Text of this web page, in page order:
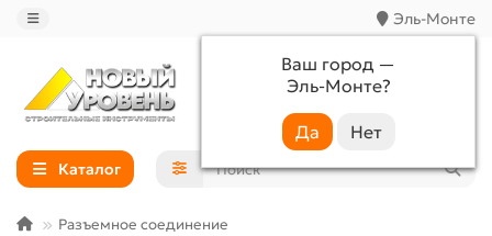
Эль-Монте
Ваш город —
Эль-Монте?
+7 (988) 233-44-52
Каталог
Разъемное соединение